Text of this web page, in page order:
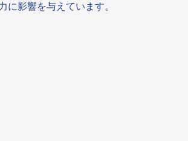
に影響を与えています。